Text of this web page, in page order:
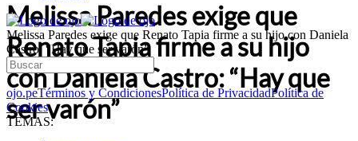
Melissa Paredes exige que Renato Tapia firme a su hijo con Daniela
Castro: “Hay que ser varón”
ojo.peTérminos y CondicionesPolítica de PrivacidadPolítica de
Cookies
TEMAS:
Melissa Paredes exige que
Renato Tapia firme a su hijo
con Daniela Castro: “Hay que
ser varón”